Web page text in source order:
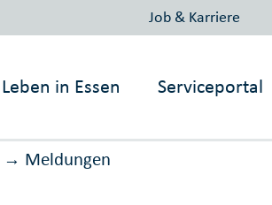
Job & Karriere
Leben in Essen Serviceportal
→ Meldungen